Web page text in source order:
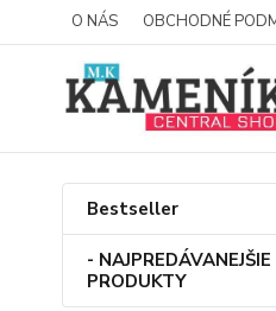
O NÁS OBCHODNÉ
Bestseller
- NAJPREDÁVANEJŠIE
PRODUKTY